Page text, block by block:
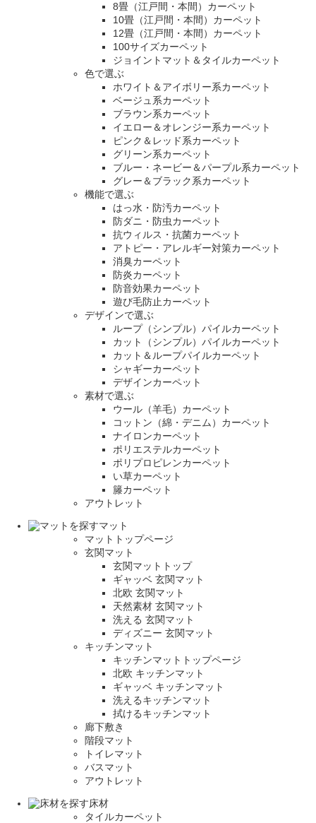
8畳（江戸間・本間）カーペット
10畳（江戸間・本間）カーペット
12畳（江戸間・本間）カーペット
100サイズカーペット
ジョイントマット＆タイルカーペット
色で選ぶ
ホワイト＆アイボリー系カーペット
ベージュ系カーペット
ブラウン系カーペット
イエロー＆オレンジー系カーペット
ピンク＆レッド系カーペット
グリーン系カーペット
ブルー・ネービー＆パープル系カーペット
グレー＆ブラック系カーペット
機能で選ぶ
はっ水・防汚カーペット
防ダニ・防虫カーペット
抗ウィルス・抗菌カーペット
アトピー・アレルギー対策カーペット
消臭カーペット
防炎カーペット
防音効果カーペット
遊び毛防止カーペット
デザインで選ぶ
ループ（シンプル）パイルカーペット
カット（シンプル）パイルカーペット
カット＆ループパイルカーペット
シャギーカーペット
デザインカーペット
素材で選ぶ
ウール（羊毛）カーペット
コットン（綿・デニム）カーペット
ナイロンカーペット
ポリエステルカーペット
ポリプロピレンカーペット
い草カーペット
籐カーペット
アウトレット
マット
マットトップページ
玄関マット
玄関マットトップ
ギャッベ 玄関マット
北欧 玄関マット
天然素材 玄関マット
洗える 玄関マット
ディズニー 玄関マット
キッチンマット
キッチンマットトップページ
北欧 キッチンマット
ギャッベ キッチンマット
洗えるキッチンマット
拭けるキッチンマット
廊下敷き
階段マット
トイレマット
バスマット
アウトレット
床材
タイルカーペット